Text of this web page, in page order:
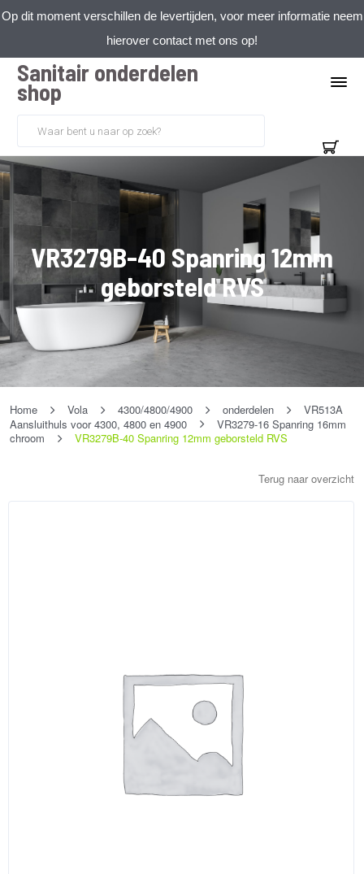
Op dit moment verschillen de levertijden, voor meer informatie neem
hierover contact met ons op!
Sanitair onderdelen
shop
VR3279B-40 Spanring 12mm
geborsteld RVS
Home Vola 4300/4800/4900 onderdelen
VR513A
Aansluithuls voor 4300, 4800 en 4900
VR3279-16 Spanring 16mm
chroom
VR3279B-40 Spanring 12mm geborsteld RVS
Terug naar overzicht